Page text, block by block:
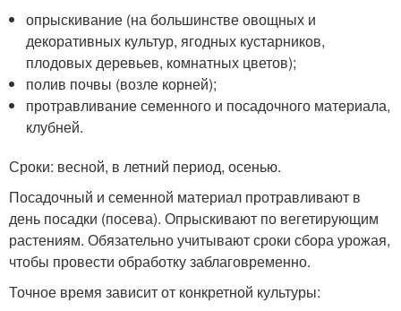
опрыскивание (на большинстве овощных и
декоративных культур, ягодных кустарников,
плодовых деревьев, комнатных цветов);
полив почвы (возле корней);
протравливание семенного и посадочного материала,
клубней.
Сроки: весной, в летний период, осенью.
Посадочный и семенной материал протравливают в
день посадки (посева). Опрыскивают по вегетирующим
растениям. Обязательно учитывают сроки сбора урожая,
чтобы провести обработку заблаговременно.
Точное время зависит от конкретной культуры: